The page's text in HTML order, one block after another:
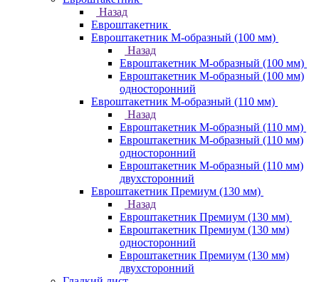
Назад
Евроштакетник
Евроштакетник М-образный (100 мм)
Назад
Евроштакетник М-образный (100 мм)
Евроштакетник М-образный (100 мм)
односторонний
Евроштакетник М-образный (110 мм)
Назад
Евроштакетник М-образный (110 мм)
Евроштакетник М-образный (110 мм)
односторонний
Евроштакетник М-образный (110 мм)
двухсторонний
Евроштакетник Премиум (130 мм)
Назад
Евроштакетник Премиум (130 мм)
Евроштакетник Премиум (130 мм)
односторонний
Евроштакетник Премиум (130 мм)
двухсторонний